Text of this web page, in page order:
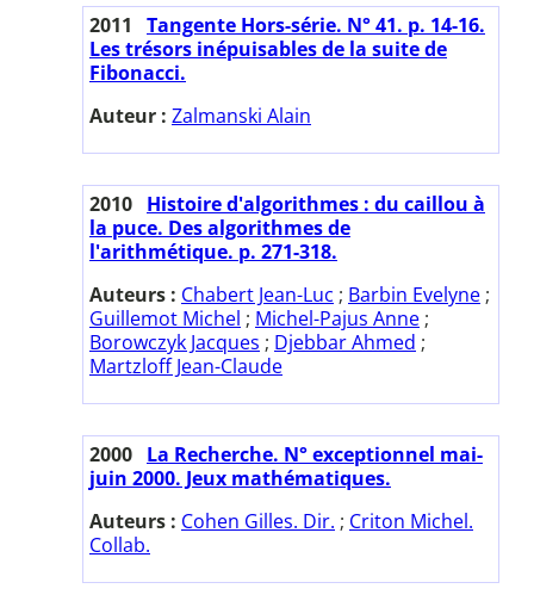
2011
Tangente Hors-série. N° 41. p. 14-16.
Les trésors inépuisables de la suite de
Fibonacci.
Auteur : Zalmanski Alain
2010 Histoire d'algorithmes : du caillou à
la puce. Des algorithmes de
l'arithmétique. p. 271-318.
Auteurs : Chabert Jean-Luc ; Barbin Evelyne ;
Guillemot Michel ; Michel-Pajus Anne ;
Borowczyk Jacques ; Djebbar Ahmed ;
Martzloff Jean-Claude
2000 La Recherche. N° exceptionnel mai-
juin 2000. Jeux mathématiques.
Auteurs : Cohen Gilles. Dir. ; Criton Michel.
Collab.